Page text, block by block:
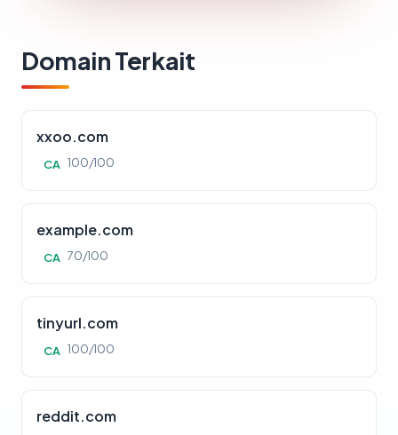
Domain Terkait
xxoo.com
CA 100/100
example.com
CA 70/100
tinyurl.com
CA 100/100
reddit.com